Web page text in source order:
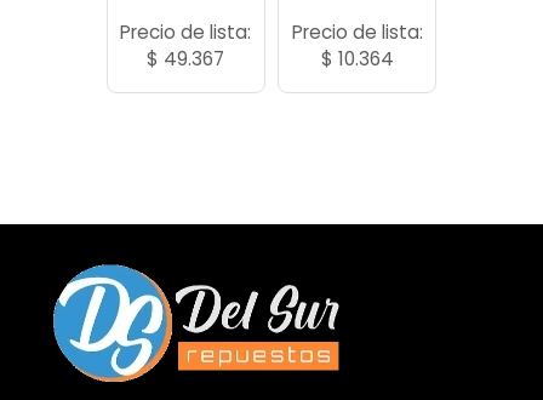
Precio de lista:
$ 49.367
Precio de lista:
$ 10.364